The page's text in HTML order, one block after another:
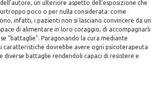
un ulteriore aspetto dell'esposizione che
poco o per nulla considerata: come
infatti, i pazienti non si lasciano convincere da un
di alimentare in loro coraggio, di accompagnarli
"battaglie". Paragonando la cura mediante
caratteristiche dovrebbe avere ogni psicoterapeuta
battaglie rendendoli capaci di resistere e